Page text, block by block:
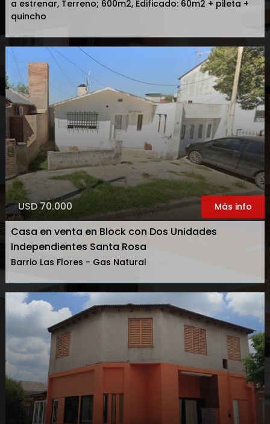
a estrenar, Terreno; 600m2, Edificado: 60m2 + pileta +
quincho
Más info
USD 70.000
Casa en venta en Block con Dos Unidades
Independientes Santa Rosa
Barrio Las Flores - Gas Natural